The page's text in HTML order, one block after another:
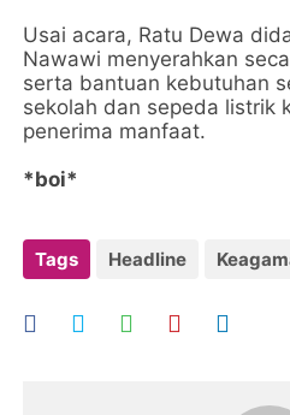
Usai acara, Ratu Dewa
Nawawi menyerahkan
serta bantuan kebutuhan
sekolah dan sepeda listrik
penerima manfaat.
*boi*
Tags Headline